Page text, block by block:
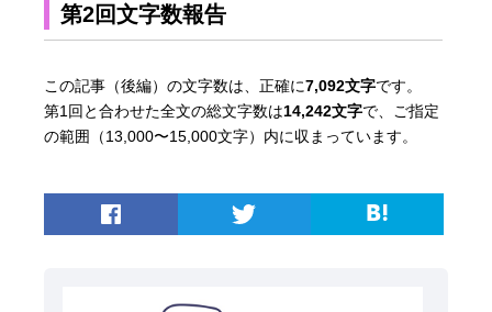
第2回文字数報告
この記事（後編）の文字数は、正確に7,092文字です。
第1回と合わせた全文の総文字数は14,242文字で、ご指定
の範囲（13,000〜15,000文字）内に収まっています。